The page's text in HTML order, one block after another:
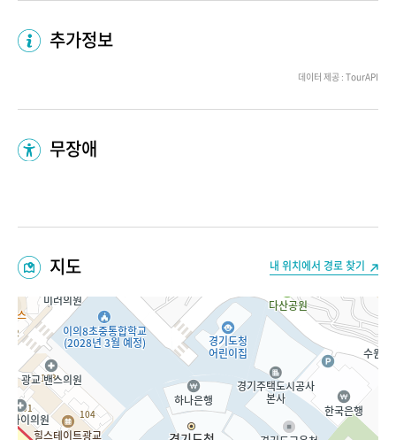
추가정보
데이터 제공 : TourAPI
무장애
지도 내 위치에서 경로 찾기